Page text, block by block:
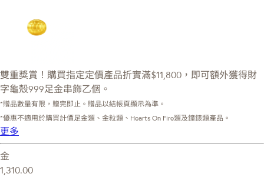
雙重獎賞！購買指定定價產品折實滿$11,800，即可額外獲得財
字龜殼999足金串飾乙個。
*贈品數量有限，贈完即止。贈品以結帳頁顯示為準。
*優惠不適用於購買計價足金類、金粒類、Hearts On Fire類及鐘錶類產品。
更多
金
1,310.00